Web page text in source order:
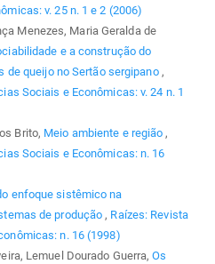
v. 25 n. 1 e 2 (2006)
Menezes, Maria Geralda de
e a construção do
de queijo no Sertão sergipano ,
Sociais e Econômicas: v. 24 n. 1
Brito, Meio ambiente e região,
Sociais e Econômicas: n. 16
enfoque sistêmico na
de produção, Raízes: Revista
n. 16 (1998)
Lemuel Dourado Guerra,Os